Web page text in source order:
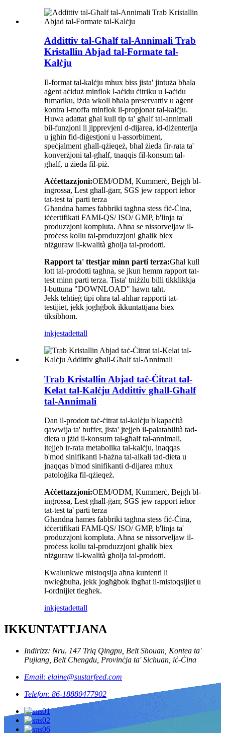
Addittiv tal-Għalf tal-Annimali Trab
Kristallin Abjad tal-Formate tal-
Kalċju
Il-format tal-kalċju mhux biss jista' jintuża bħala
aġent aċiduż minflok l-aċidu ċitriku u l-aċidu
fumariku, iżda wkoll bħala preservattiv u aġent
kontra l-moffa minflok il-propjonat tal-kalċju.
Huwa adattat għal kull tip ta' għalf tal-annimali
bil-funzjoni li jipprevjeni d-dijarea, id-diżenterija
u jgħin fid-diġestjoni u l-assorbiment,
speċjalment għall-qżieqeż, bħal żieda fir-rata ta'
konverżjoni tal-għalf, tnaqqis fil-konsum tal-
għalf, u żieda fil-piż.
Aċċettazzjoni:OEM/ODM, Kummerċ, Bejgħ bl-
ingrossa, Lest għall-ġarr, SGS jew rapport ieħor
tat-test ta' parti terza
Għandna ħames fabbriki tagħna stess fiċ-Ċina,
iċċertifikati FAMI-QS/ ISO/ GMP, b'linja ta'
produzzjoni kompluta. Aħna se nissorveljaw il-
proċess kollu tal-produzzjoni għalik biex
niżguraw il-kwalità għolja tal-prodotti.
Rapport ta' ttestjar minn parti terza:Għal kull
lott tal-prodotti tagħna, se jkun hemm rapport tat-
test minn parti terza. Tista' tniżżlu billi tikklikkja
l-buttuna "DOWNLOAD" hawn taħt.
Jekk teħtieġ tipi oħra tal-aħħar rapporti tat-
testijiet, jekk jogħġbok ikkuntattjana biex
tiksibhom.
inkjestadettall
Trab Kristallin Abjad taċ-Ċitrat tal-
Kelat tal-Kalċju Addittiv għall-Għalf
tal-Annimali
Dan il-prodott taċ-ċitrat tal-kalċju b'kapaċità
qawwija ta' buffer, jista' jtejjeb il-palatabilità tad-
dieta u jżid il-konsum tal-għalf tal-annimali,
itejjeb ir-rata metabolika tal-kalċju, inaqqas
b'mod sinifikanti l-ħażna tal-alkali tad-dieta u
jnaqqas b'mod sinifikanti d-dijarea mhux
patoloġika fil-qżieqeż.
Aċċettazzjoni:OEM/ODM, Kummerċ, Bejgħ bl-
ingrossa, Lest għall-ġarr, SGS jew rapport ieħor
tat-test ta' parti terza
Għandna ħames fabbriki tagħna stess fiċ-Ċina,
iċċertifikati FAMI-QS/ ISO/ GMP, b'linja ta'
produzzjoni kompluta. Aħna se nissorveljaw il-
proċess kollu tal-produzzjoni għalik biex
niżguraw il-kwalità għolja tal-prodotti.
Kwalunkwe mistoqsija aħna kuntenti li
nwieġbuha, jekk jogħġbok ibgħat il-mistoqsijiet u
l-ordnijiet tiegħek.
inkjestadettall
IKKUNTATTJANA
Indirizz: Nru. 147 Triq Qingpu, Belt Shouan, Kontea ta'
Pujiang, Belt Chengdu, Provinċja ta' Sichuan, iċ-Ċina
Email: elaine@sustarfeed.com
Telefon: 86-18880477902